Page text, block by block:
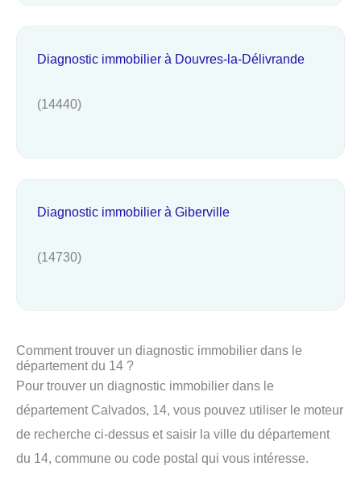
Diagnostic immobilier à Douvres-la-Délivrande
(14440)
Diagnostic immobilier à Giberville
(14730)
Comment trouver un diagnostic immobilier dans le
département du 14 ?
Pour trouver un diagnostic immobilier dans le
département Calvados, 14, vous pouvez utiliser le moteur
de recherche ci-dessus et saisir la ville du département
du 14, commune ou code postal qui vous intéresse.